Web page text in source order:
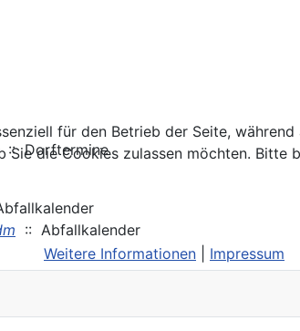
:: Dorftermine
:: Abfallkalender
für den Betrieb der Seite,
die Cookies zulassen möchten.
Weitere Informationen
Impressum